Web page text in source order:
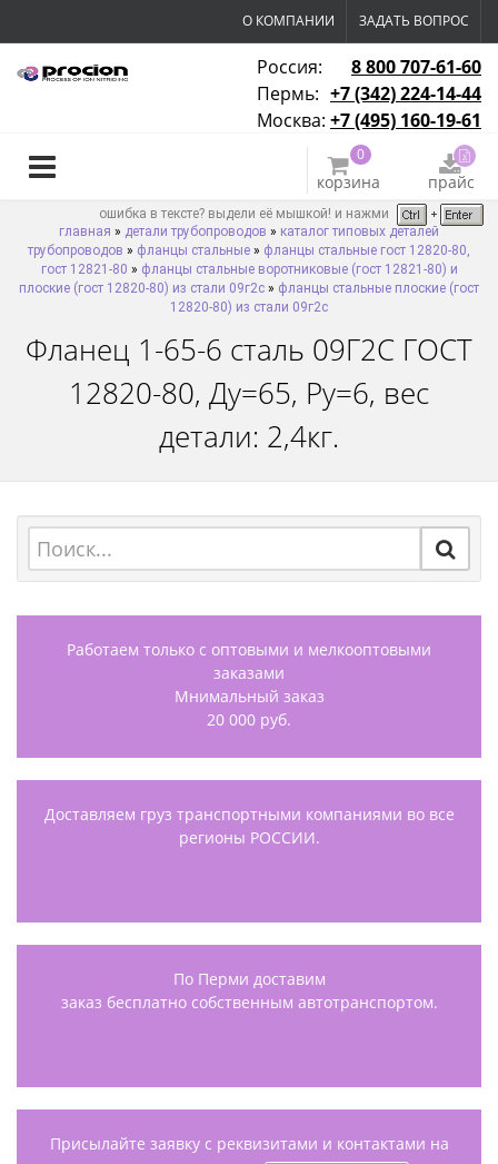
О КОМПАНИИ ЗАДАТЬ ВОПРОС
Россия:
8 800 707-61-60
Пермь: +7 (342) 224-14-44
Москва: +7 (495) 160-19-61
0
корзина прайс
ошибка в тексте? выдели её мышкой! и нажми
главная » детали трубопроводов » каталог типовых деталей
трубопроводов » фланцы стальные » фланцы стальные гост 12820-80,
гост 12821-80 » фланцы стальные воротниковые (гост 12821-80) и
плоские (гост 12820-80) из стали 09г2с » фланцы стальные плоские (гост
12820-80) из стали 09г2с
Фланец 1-65-6 сталь 09Г2С ГОСТ
12820-80, Ду=65, Ру=6, вес
детали: 2,4кг.
Работаем только с оптовыми и мелкооптовыми
заказами
Мнимальный заказ
20 000 руб.
Доставляем груз транспортными компаниями во все
регионы РОССИИ.
По Перми доставим
заказ бесплатно собственным автотранспортом.
Присылайте заявку с реквизитами и контактами на